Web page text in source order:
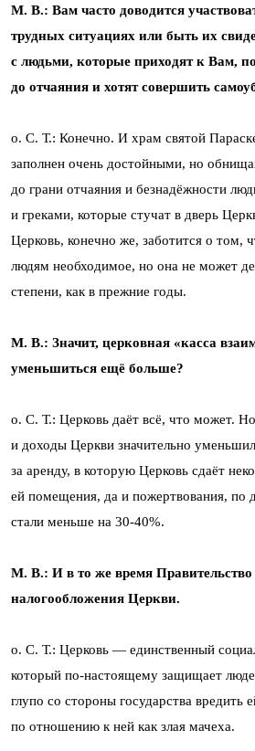
М. В.: Вам часто доводится
трудных ситуациях или быть их
с людьми, которые приходят к Вам,
до отчаяния и хотят совершить
о. С. Т.: Конечно. И храм святой
заполнен очень достойными, но
до грани отчаяния и безнадёжности
и греками, которые стучат в дверь
Церковь, конечно же, заботится о том,
людям необходимое, но она не может
степени, как в прежние годы.
М. В.: Значит, церковная «касса
уменьшиться ещё больше?
о. С. Т.: Церковь даёт всё, что может.
и доходы Церкви значительно
за аренду, в которую Церковь сдаёт
ей помещения, да и пожертвования, по
стали меньше на 30-40%.
М. В.: И в то же время Правительство
налогообложения Церкви.
о. С. Т.: Церковь — единственный
который по-настоящему защищает
глупо со стороны государства вредить
по отношению к ней как злая мачеха.